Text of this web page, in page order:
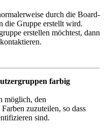
durch die Board-
die Gruppe erstellt wird.
erstellen möchtest, dann
farbig
möglich, den
zuzuteilen, so dass
sind.